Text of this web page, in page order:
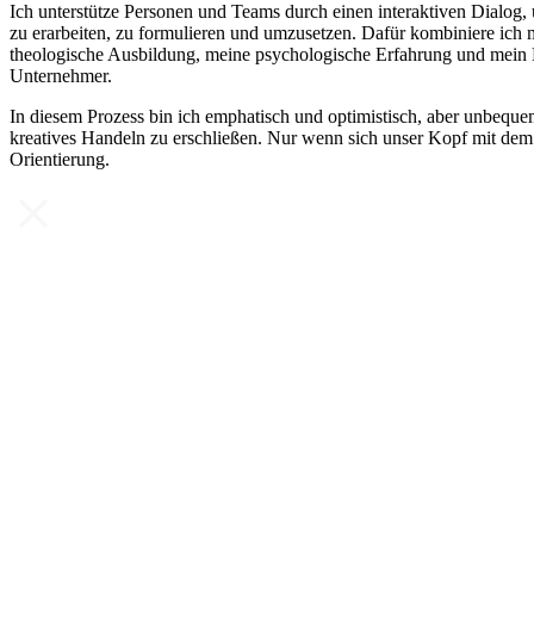
Ich unterstütze Personen und Teams durch einen interaktiven
zu erarbeiten, zu formulieren und umzusetzen. Dafür kombiniere ich
theologische Ausbildung, meine psychologische Erfahrung und mein
Unternehmer.
In diesem Prozess bin ich emphatisch und optimistisch, aber
kreatives Handeln zu erschließen. Nur wenn sich unser Kopf mit
Orientierung.